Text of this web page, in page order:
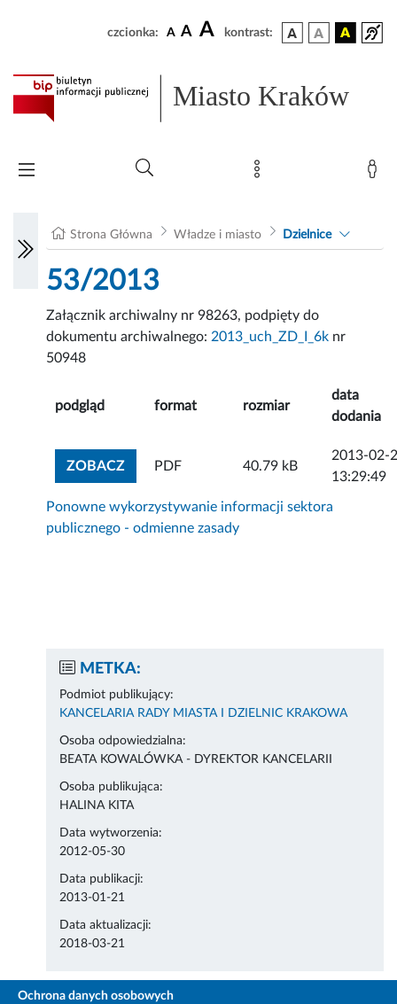
czcionka: A A A kontrast:
Miasto Kraków
Strona Główna Władze i miasto Dzielnice
53/2013
Załącznik archiwalny nr 98263, podpięty do
dokumentu archiwalnego: 2013_uch_ZD_I_6k nr
50948
podgląd format rozmiar
data
dodania
ZOBACZZOBACZ ZAŁĄCZNIK
PDF 40.79 kB
2013-02-
13:29:49
Ponowne wykorzystywanie informacji sektora
publicznego - odmienne zasady
METKA:
Podmiot publikujący:
KANCELARIA RADY MIASTA I DZIELNIC KRAKOWA
Osoba odpowiedzialna:
BEATA KOWALÓWKA - DYREKTOR KANCELARII
Osoba publikująca:
HALINA KITA
Data wytworzenia:
2012-05-30
Data publikacji:
2013-01-21
Data aktualizacji:
2018-03-21
Ochrona danych osobowych